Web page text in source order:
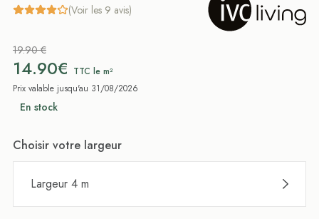
(Voir les 9 avis)
19.90 €
14.90€ TTC le m²
Prix valable jusqu'au 31/08/2026
En stock
Choisir votre largeur
Largeur 4 m